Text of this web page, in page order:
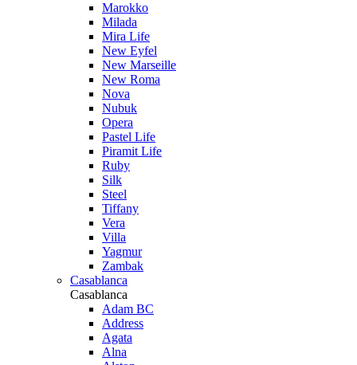
Marokko
Milada
Mira Life
New Eyfel
New Marseille
New Roma
Nova
Nubuk
Opera
Pastel Life
Piramit Life
Ruby
Silk
Steel
Tiffany
Vera
Villa
Yagmur
Zambak
Casablanca
Casablanca
Adam BC
Address
Agata
Alna